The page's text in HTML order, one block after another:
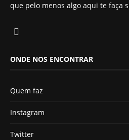
que pelo menos algo aqui te faça
ONDE NOS ENCONTRAR
Quem faz
Instagram
Twitter